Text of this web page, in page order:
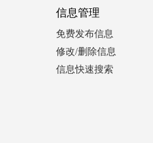
信息管理
免费发布信息
修改/删除信息
信息快速搜索